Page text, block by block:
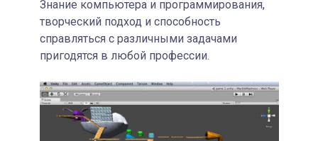
Знание компьютера и программирования,
творческий подход и способность
справляться с различными задачами
пригодятся в любой профессии.